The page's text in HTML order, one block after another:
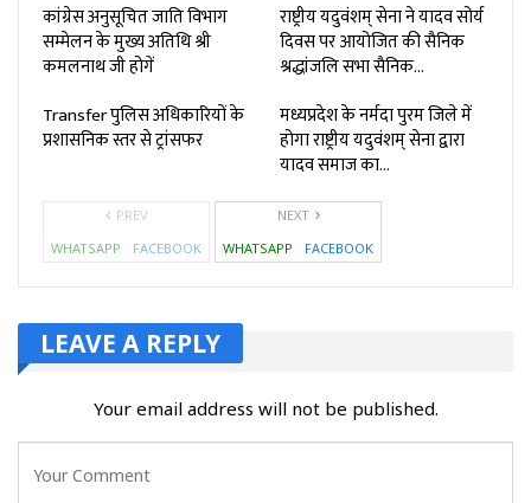
कांग्रेस अनुसूचित जाति विभाग
सम्मेलन के मुख्य अतिथि श्री
कमलनाथ जी होगें
राष्ट्रीय यदुवंशम् सेना ने यादव सोर्य
दिवस पर आयोजित की सैनिक
श्रद्धांजलि सभा सैनिक…
Transfer पुलिस अधिकारियों के
प्रशासनिक स्तर से ट्रांसफर
मध्यप्रदेश के नर्मदा पुरम जिले में
होगा राष्ट्रीय यदुवंशम् सेना द्वारा
यादव समाज का…
PREV
WHATSAPP
FACEBOOK
NEXT
WHATSAPP
FACEBOOK
LEAVE A REPLY
Your email address will not be published.